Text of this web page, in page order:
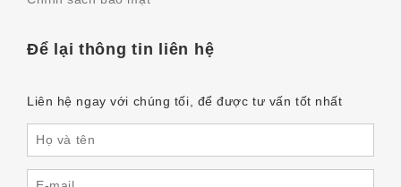
Để lại thông tin liên hệ
Liên hệ ngay với chúng tối, để được tư vấn tốt nhất